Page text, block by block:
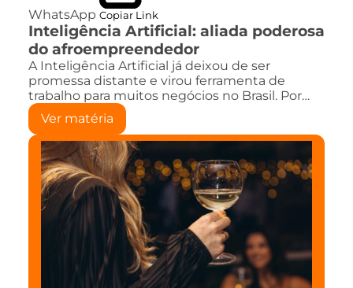
WhatsApp Copiar Link
Inteligência Artificial: aliada poderosa
do afroempreendedor
A Inteligência Artificial já deixou de ser
promessa distante e virou ferramenta de
trabalho para muitos negócios no Brasil. Por…
Ver matéria